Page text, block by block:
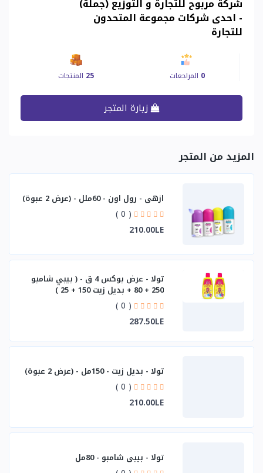
شركة مربوح للتجارة و التوزيع (جملة)
- احدى شركات مجموعة المتحدون
للتجارة
0 المراجعات 25 المنتجات
زيارة المتجر
المزيد من المتجر
ازهى - رول اون - 60ملل - (عرض 2 عبوة)
( 0 )
210.00LE
تولا - عرض بوكس 4 ق - ( بيبي شامبو
250 + 80 + بديل زيت 150 + 25 )
( 0 )
287.50LE
تولا - بديل زيت - 150مل - (عرض 2 عبوة)
( 0 )
210.00LE
تولا - بيبي شامبو - 80مل